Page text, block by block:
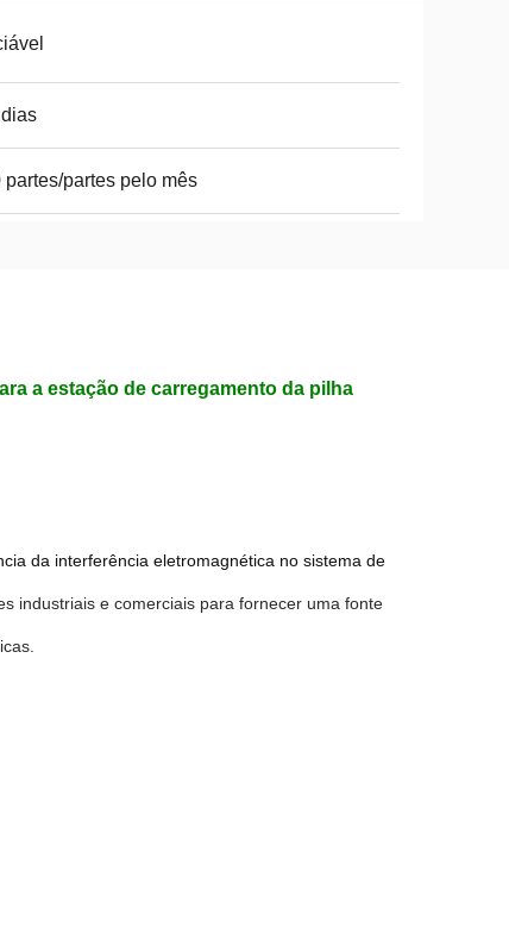
partes/partes pelo mês
a estação de carregamento da pilha
da interferência eletromagnética no sistema de
industriais e comerciais para fornecer uma fonte